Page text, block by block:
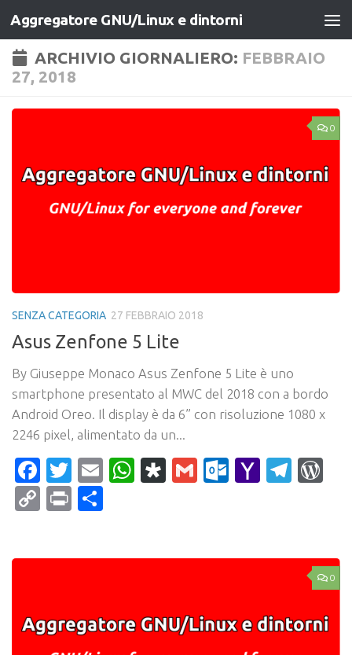
Salta al contenuto
Aggregatore GNU/Linux e dintorni
ARCHIVIO GIORNALIERO: FEBBRAIO
27, 2018
0
SENZA CATEGORIA 27 FEBBRAIO 2018
Asus Zenfone 5 Lite
By Giuseppe Monaco Asus Zenfone 5 Lite è uno
smartphone presentato al MWC del 2018 con a bordo
Android Oreo. Il display è da 6” con risoluzione 1080 x
2246 pixel, alimentato da un...
Facebook
Twitter
EmailWhatsApp
Diaspora
Gmail Yahoo
CopyPrint
0